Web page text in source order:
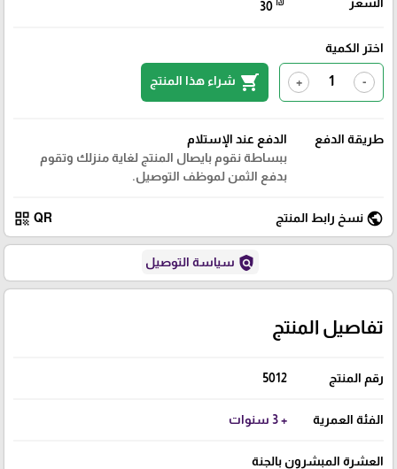
30
اختر الكمية
-
+
shopping_cart شراء هذا المنتج
طريقة الدفع
الدفع عند الإستلام
ببساطة نقوم بايصال المنتج لغاية منزلك وتقوم
بدفع الثمن لموظف التوصيل.
public نسخ رابط المنتج QR
qr_code
policy سياسة التوصيل
تفاصيل المنتج
رقم المنتج 5012
الفئة العمرية + 3 سنوات
العشرة المبشرون بالجنة